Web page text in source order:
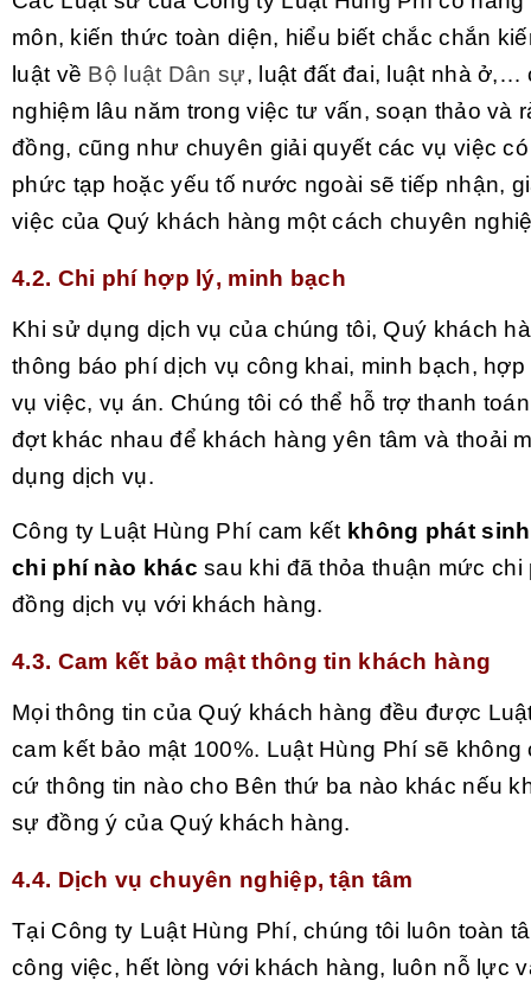
môn, kiến thức toàn diện, hiểu biết chắc chắn
luật về Bộ luật Dân sự, luật đất đai, luật nhà ở,…
nghiệm lâu năm trong việc tư vấn, soạn thảo và
đồng, cũng như chuyên giải quyết các vụ việc
phức tạp hoặc yếu tố nước ngoài sẽ tiếp nhận,
việc của Quý khách hàng một cách chuyên
4.2. Chi phí hợp lý, minh bạch
Khi sử dụng dịch vụ của chúng tôi, Quý khách
thông báo phí dịch vụ công khai, minh bạch,
vụ việc, vụ án. Chúng tôi có thể hỗ trợ thanh
đợt khác nhau để khách hàng yên tâm và thoải
dụng dịch vụ.
Công ty Luật Hùng Phí cam kết không phát
chi phí nào khácsau khi đã thỏa thuận mức chi
đồng dịch vụ với khách hàng.
4.3. Cam kết bảo mật thông tin khách hàng
Mọi thông tin của Quý khách hàng đều được
cam kết bảo mật 100%. Luật Hùng Phí sẽ không
cứ thông tin nào cho Bên thứ ba nào khác nếu
sự đồng ý của Quý khách hàng.
4.4. Dịch vụ chuyên nghiệp, tận tâm
Tại Công ty Luật Hùng Phí, chúng tôi luôn toàn
công việc, hết lòng với khách hàng, luôn nỗ lực